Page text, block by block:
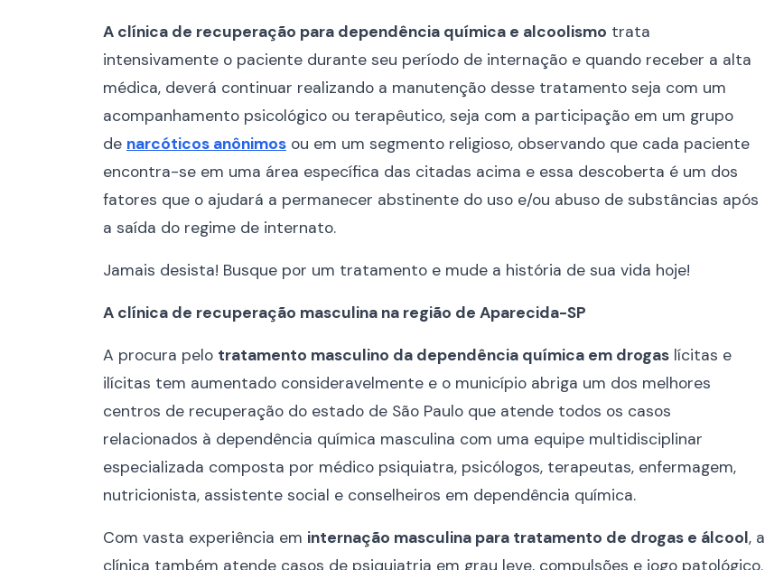
A clínica de recuperação para dependência química e alcoolismo trata
intensivamente o paciente durante seu período de internação e quando receber a alta
médica, deverá continuar realizando a manutenção desse tratamento seja com um
acompanhamento psicológico ou terapêutico, seja com a participação em um grupo
de narcóticos anônimos ou em um segmento religioso, observando que cada paciente
encontra-se em uma área específica das citadas acima e essa descoberta é um dos
fatores que o ajudará a permanecer abstinente do uso e/ou abuso de substâncias após
a saída do regime de internato.
Jamais desista! Busque por um tratamento e mude a história de sua vida hoje!
A clínica de recuperação masculina na região de Aparecida-SP
A procura pelo tratamento masculino da dependência química em drogas lícitas e
ilícitas tem aumentado consideravelmente e o município abriga um dos melhores
centros de recuperação do estado de São Paulo que atende todos os casos
relacionados à dependência química masculina com uma equipe multidisciplinar
especializada composta por médico psiquiatra, psicólogos, terapeutas, enfermagem,
nutricionista, assistente social e conselheiros em dependência química.
Com vasta experiência em internação masculina para tratamento de drogas e álcool, a
clínica também atende casos de psiquiatria em grau leve, compulsões e jogo patológico.